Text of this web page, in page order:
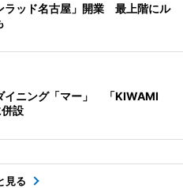
ラッド名古屋」開業 最上階にル
イニング「マー」 「KIWAMI
設
見る